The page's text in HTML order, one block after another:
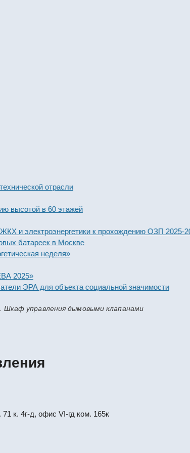
отрасли
в 60 этажей
электроэнергетики к прохождению ОЗП 2025-2026
в Москве
неделя»
ЭРА для объекта социальной значимости
управления дымовыми клапанами
к. 4г-д, офис VI-гд ком. 165к